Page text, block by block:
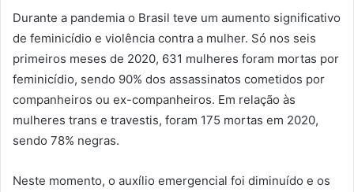
Durante a pandemia o Brasil teve um aumento significativo
de feminicídio e violência contra a mulher. Só nos seis
primeiros meses de 2020, 631 mulheres foram mortas por
feminicídio, sendo 90% dos assassinatos cometidos por
companheiros ou ex-companheiros. Em relação às
mulheres trans e travestis, foram 175 mortas em 2020,
sendo 78% negras.
Neste momento, o auxílio emergencial foi diminuído e os